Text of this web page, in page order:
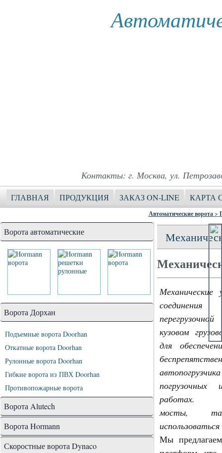
Контакты: г. Москва, ул.
ГЛАВНАЯ ПРОДУКЦИЯ ЗАКАЗ ON-LINE КАРТА
Автоматические ворота>
Ворота автоматические
Ворота Дорхан
Подъемные ворота Doorhan
Откатные ворота Doorhan
Рулонные ворота Doorhan
Гибкие ворота из ПВХ Doorhan
Противопожарные ворота
Ворота Alutech
Ворота Hormann
Скоростные ворота Dynaco
Механические
кузовом
для
погрузочных
работах.
мосты,
Мы